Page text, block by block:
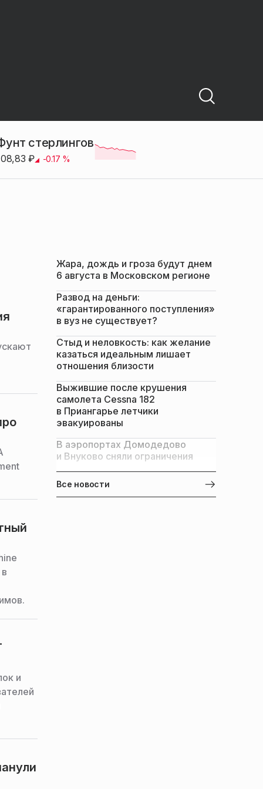
стерлингов
₽ -0.17 %
и
Жара, дождь и гроза будут днем
6 августа в Московском регионе
Развод на деньги:
«гарантированного поступления»
в вуз не существует?
Стыд и неловкость: как желание
казаться идеальным лишает
отношения близости
Выжившие после крушения
самолета Cessna 182
в Приангарье летчики
эвакуированы
В аэропортах Домодедово
и Внуково сняли ограничения
Все новости